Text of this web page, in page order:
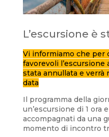
L’escursione è
Vi informiamo che per
favorevoli
stata annullata e verrà
data
Il programma della
un’escursione di 1 ora
accompagnati da una
momento di incontro